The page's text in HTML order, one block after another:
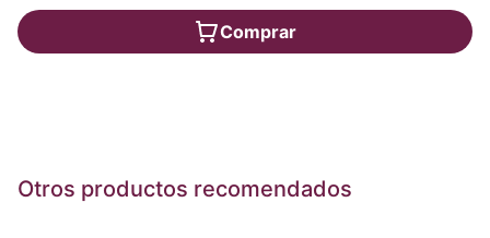
Comprar
Otros productos recomendados